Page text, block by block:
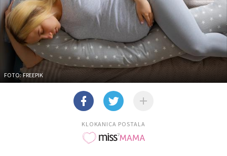
FOTO: FREEPIK
KLOKANICA POSTALA